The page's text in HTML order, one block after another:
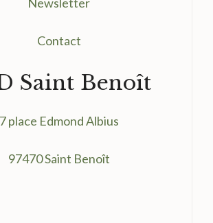
Contact
Saint Benoît
7 place Edmond Albius
97470 Saint Benoît